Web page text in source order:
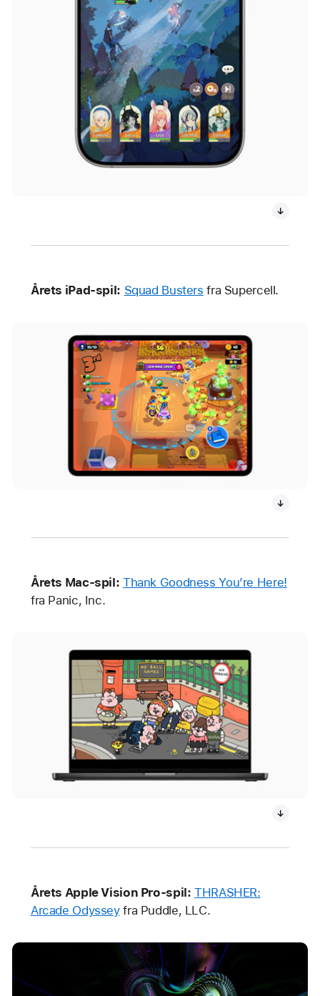
Årets iPad-spil: Squad Busters fra Supercell.
Årets Mac-spil: Thank Goodness You’re Here!
fra Panic, Inc.
Årets Apple Vision Pro-spil: THRASHER:
Arcade Odysseyfra Puddle, LLC.